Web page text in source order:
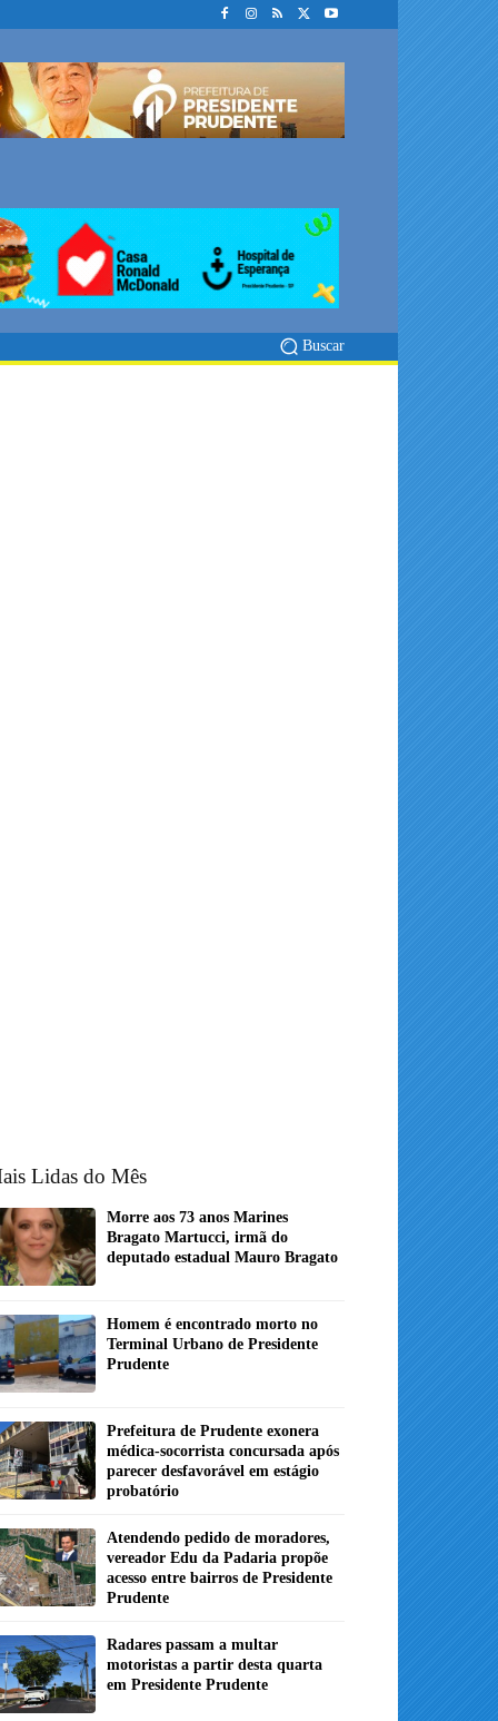
Buscar
Lidas do Mês
Morre aos 73 anos Marines
Bragato Martucci, irmã do
deputado estadual Mauro Bragato
Homem é encontrado morto no
Terminal Urbano de Presidente
Prudente
Prefeitura de Prudente exonera
médica-socorrista concursada após
parecer desfavorável em estágio
probatório
Atendendo pedido de moradores,
vereador Edu da Padaria propõe
acesso entre bairros de Presidente
Prudente
Radares passam a multar
motoristas a partir desta quarta
em Presidente Prudente